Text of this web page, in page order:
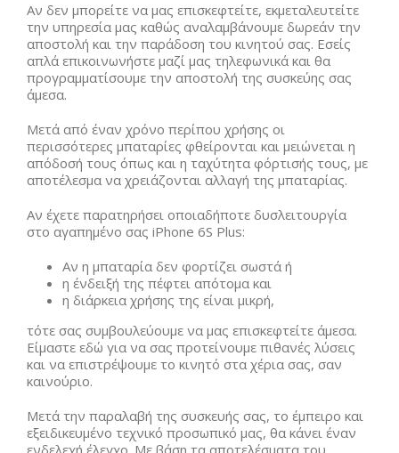
Αν δεν μπορείτε να μας επισκεφτείτε, εκμεταλευτείτε
την υπηρεσία μας καθώς αναλαμβάνουμε δωρεάν την
αποστολή και την παράδοση του κινητού σας. Εσείς
απλά επικοινωνήστε μαζί μας τηλεφωνικά και θα
προγραμματίσουμε την αποστολή της συσκεύης σας
άμεσα.
Μετά από έναν χρόνο περίπου χρήσης οι
περισσότερες μπαταρίες φθείρονται και μειώνεται η
απόδοσή τους όπως και η ταχύτητα φόρτισής τους, με
αποτέλεσμα να χρειάζονται αλλαγή της μπαταρίας.
Αν έχετε παρατηρήσει οποιαδήποτε δυσλειτουργία
στο αγαπημένο σας iPhone 6S Plus:
Αν η μπαταρία δεν φορτίζει σωστά ή
η ένδειξή της πέφτει απότομα και
η διάρκεια χρήσης της είναι μικρή,
τότε σας συμβουλεύουμε να μας επισκεφτείτε άμεσα.
Είμαστε εδώ για να σας προτείνουμε πιθανές λύσεις
και να επιστρέψουμε το κινητό στα χέρια σας, σαν
καινούριο.
Μετά την παραλαβή της συσκευής σας, το έμπειρο και
εξειδικευμένο τεχνικό προσωπικό μας, θα κάνει έναν
ενδελεχή έλεγχο. Με βάση τα αποτελέσματα του